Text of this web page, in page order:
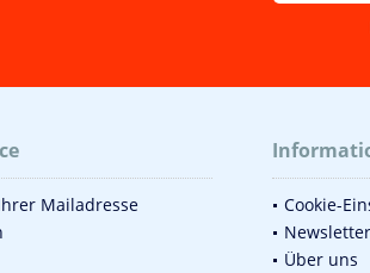
Mailadresse
Cookie-
Newsletter
Über uns